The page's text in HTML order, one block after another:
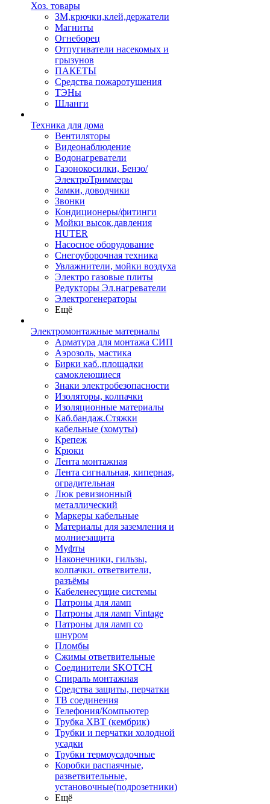
Хоз. товары
ЗМ,крючки,клей,держатели
Магниты
Огнеборец
Отпугиватели насекомых и
грызунов
ПАКЕТЫ
Средства пожаротушения
ТЭНы
Шланги
Техника для дома
Вентиляторы
Видеонаблюдение
Водонагреватели
Газонокосилки, Бензо/
ЭлектроТриммеры
Замки, доводчики
Звонки
Кондиционеры/фитинги
Мойки высок.давления
HUTER
Насосное оборудование
Снегоуборочная техника
Увлажнители, мойки воздуха
Электро газовые плиты
Редукторы Эл.нагреватели
Электрогенераторы
Ещё
Электромонтажные материалы
Арматура для монтажа СИП
Аэрозоль, мастика
Бирки каб.,площадки
самоклеющиеся
Знаки электробезопасности
Изоляторы, колпачки
Изоляционные материалы
Каб.бандаж.Стяжки
кабельные (хомуты)
Крепеж
Крюки
Лента монтажная
Лента сигнальная, киперная,
оградительная
Люк ревизионный
металлический
Маркеры кабельные
Материалы для заземления и
молниезащита
Муфты
Наконечники, гильзы,
колпачки. ответвители,
разъёмы
Кабеленесущие системы
Патроны для ламп
Патроны для ламп Vintage
Патроны для ламп со
шнуром
Пломбы
Сжимы ответвительные
Соединители SKOTCH
Спираль монтажная
Средства защиты, перчатки
ТВ соединения
Телефония/Компьютер
Трубка ХВТ (кембрик)
Трубки и перчатки холодной
усадки
Трубки термоусадочные
Коробки распаячные,
разветвительные,
установочные(подрозетники)
Ещё